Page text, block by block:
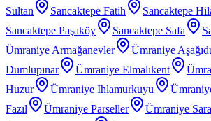
Sultan
Sancaktepe Fatih Sancaktepe
Sancaktepe Paşaköy
Sancaktepe Safa
Ümraniye Armağanevler
Ümraniye
Dumlupınar
Ümraniye Elmalıkent
Huzur
Ümraniye Ihlamurkuyu
Fazıl
Ümraniye Parseller Ümraniye